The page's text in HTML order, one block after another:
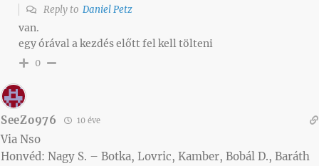
Reply to Daniel Petz
van.
egy órával a kezdés előtt fel kell tölteni
0
SeeZo976 10 éve
Via Nso
Honvéd: Nagy S. – Botka, Lovric, Kamber, Bobál D., Baráth